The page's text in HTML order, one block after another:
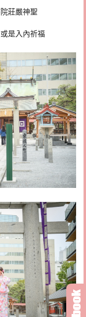
莊嚴神聖
是入內祈福